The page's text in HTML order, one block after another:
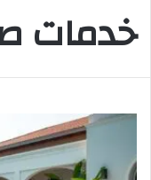
خدمات